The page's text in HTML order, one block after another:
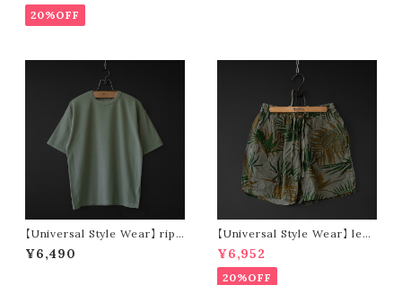
20%OFF
【Universal Style Wear】 ripp
le stretch wide tee (green)
¥6,490
【Universal Style Wear】 leaf
short pants (olive)
¥6,952
20%OFF